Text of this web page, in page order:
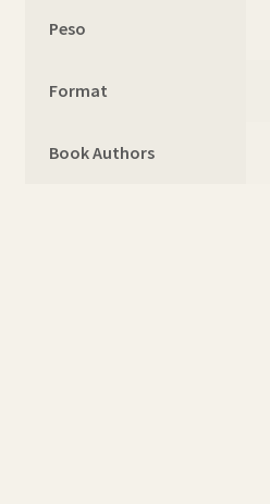
Peso
Format
Book Authors